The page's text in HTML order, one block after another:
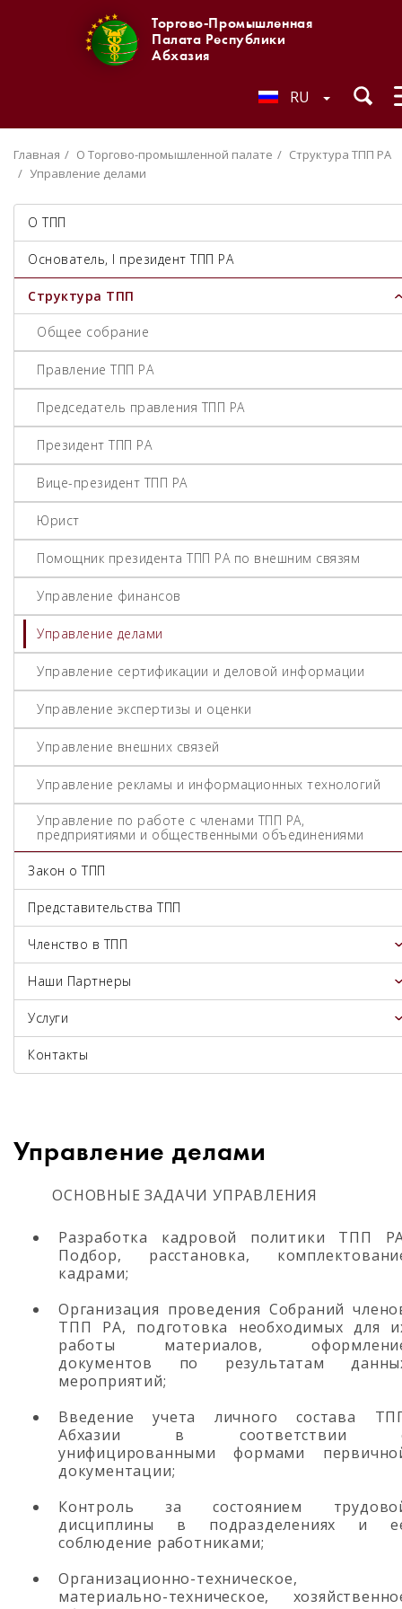
Торгово-Промышленная
Палата Республики
Абхазия
RU
Главная О Торгово-промышленной палате
Структура ТПП РА
Управление делами
О ТПП
Основатель, I президент ТПП РА
Структура ТПП
Общее собрание
Правление ТПП РА
Председатель правления ТПП РА
Президент ТПП РА
Вице-президент ТПП РА
Юрист
Помощник президента ТПП РА по внешним связям
Управление финансов
Управление делами
Управление сертификации и деловой информации
Управление экспертизы и оценки
Управление внешних связей
Управление рекламы и информационных технологий
Управление по работе с членами ТПП РА,
предприятиями и общественными объединениями
Закон о ТПП
Представительства ТПП
Членство в ТПП
Наши Партнеры
Услуги
Контакты
Управление делами
ОСНОВНЫЕ ЗАДАЧИ УПРАВЛЕНИЯ
Разработка кадровой политики ТПП
Подбор, расстановка,
кадрами;
Организация проведения Собраний
ТПП РА, подготовка необходимых для
работы материалов,
документов по результатам
мероприятий;
Введение учета личного состава
Абхазии в соответствии
унифицированными формами
документации;
Контроль за состоянием
дисциплины в подразделениях и
соблюдение работниками;
Организационно-техническое,
материально-техническое,